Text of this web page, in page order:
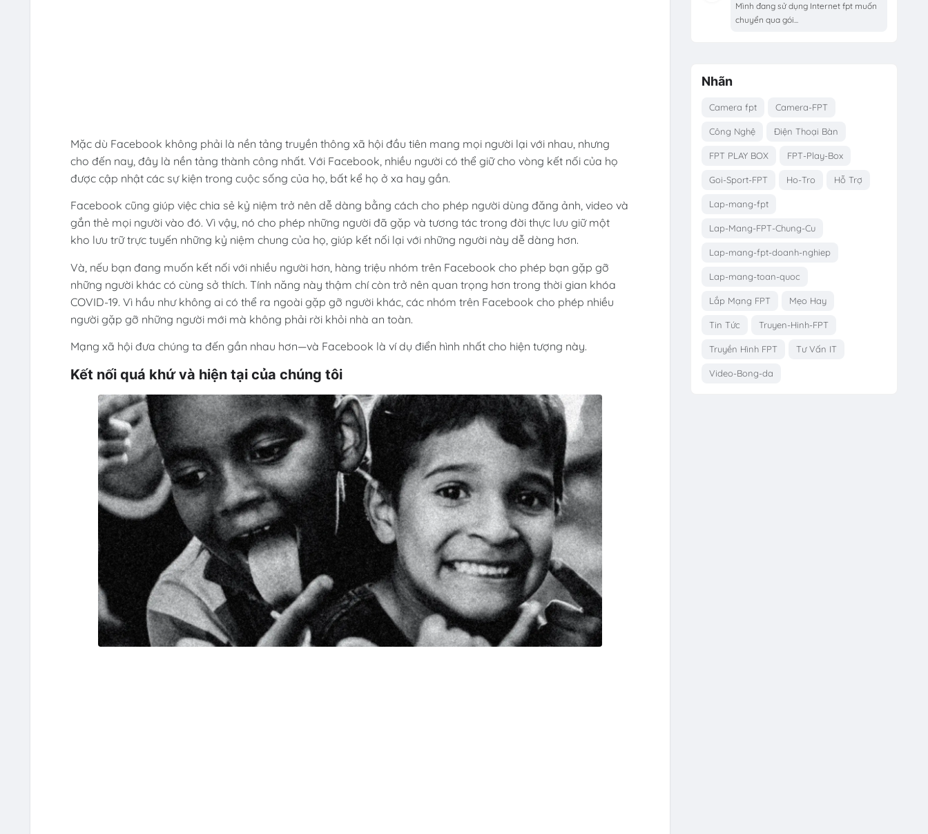
Mặc dù Facebook không phải là nền tảng truyền thông xã hội đầu tiên mang mọi người lại với nhau, nhưng
cho đến nay, đây là nền tảng thành công nhất. Với Facebook, nhiều người có thể giữ cho vòng kết nối của họ
được cập nhật các sự kiện trong cuộc sống của họ, bất kể họ ở xa hay gần.
Facebook cũng giúp việc chia sẻ kỷ niệm trở nên dễ dàng bằng cách cho phép người dùng đăng ảnh, video và
gắn thẻ mọi người vào đó. Vì vậy, nó cho phép những người đã gặp và tương tác trong đời thực lưu giữ một
kho lưu trữ trực tuyến những kỷ niệm chung của họ, giúp kết nối lại với những người này dễ dàng hơn.
Và, nếu bạn đang muốn kết nối với nhiều người hơn, hàng triệu nhóm trên Facebook cho phép bạn gặp gỡ
những người khác có cùng sở thích. Tính năng này thậm chí còn trở nên quan trọng hơn trong thời gian khóa
COVID-19. Vì hầu như không ai có thể ra ngoài gặp gỡ người khác, các nhóm trên Facebook cho phép nhiều
người gặp gỡ những người mới mà không phải rời khỏi nhà an toàn.
Mạng xã hội đưa chúng ta đến gần nhau hơn—và Facebook là ví dụ điển hình nhất cho hiện tượng này.
Kết nối quá khứ và hiện tại của chúng tôi
Mình đang sử dụng Internet fpt muốn
chuyển qua gói...
Nhãn
Camera fpt Camera-FPT
Công Nghệ Điện Thoại Bàn
FPT PLAY BOX FPT-Play-Box
Goi-Sport-FPT Ho-Tro Hỗ Trợ
Lap-mang-fpt
Lap-Mang-FPT-Chung-Cu
Lap-mang-fpt-doanh-nghiep
Lap-mang-toan-quoc
Lắp Mạng FPT Mẹo Hay
Tin Tức Truyen-Hinh-FPT
Truyền Hình FPT Tư Vấn IT
Video-Bong-da